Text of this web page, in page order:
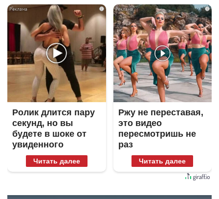
i
Ролик длится пару
секунд, но вы
будете в шоке от
увиденного
Читать далее
i
Ржу не переставая,
это видео
пересмотришь не
раз
Читать далее